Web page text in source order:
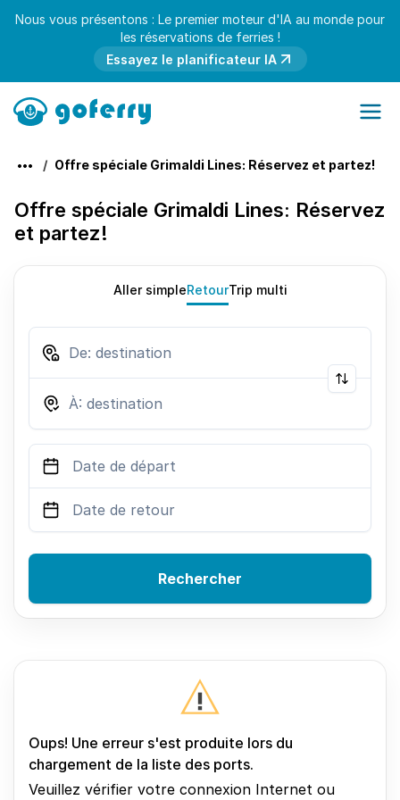
Nous vous présentons : Le premier moteur d'IA au monde pour
les réservations de ferries !
Essayez le planificateur IA
Offre spéciale Grimaldi Lines: Réservez et partez!
Offre spéciale Grimaldi Lines: Réservez
et partez!
Aller simpleRetourTrip multi
Rechercher
Oups! Une erreur s'est produite lors du
chargement de la liste des ports.
Veuillez vérifier votre connexion Internet ou